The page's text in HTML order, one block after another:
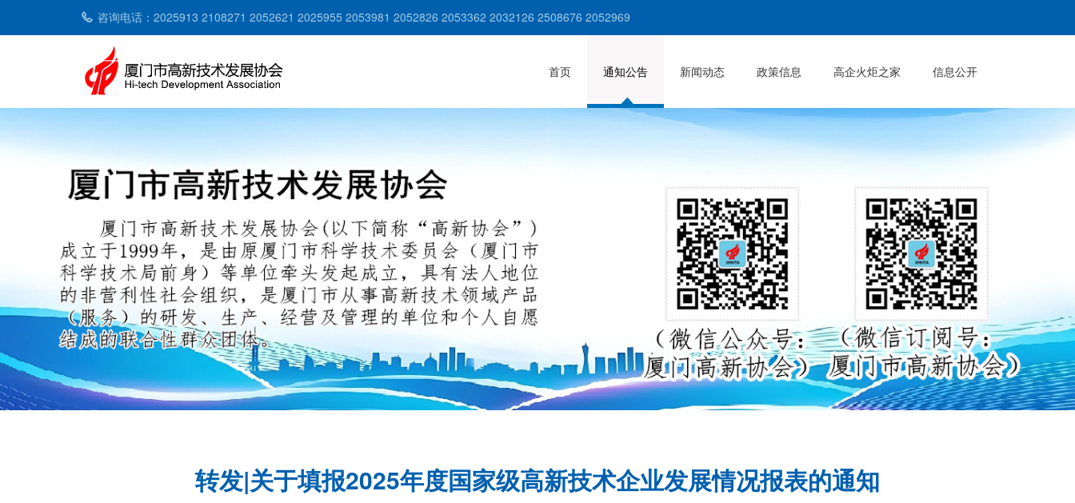
咨询电话：2025913 2108271 2052621 2025955 2053981 2052826 2053362 2032126 2508676 2052969
首页 通知公告 新闻动态 政策信息 高企火炬之家 信息公开
转发|关于填报2025年度国家级高新技术企业发展情况报表的通知